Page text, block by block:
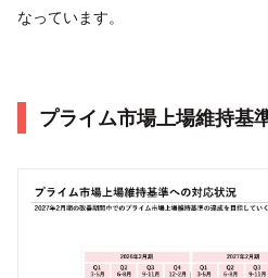
なっています。
プライム市場上場維持基